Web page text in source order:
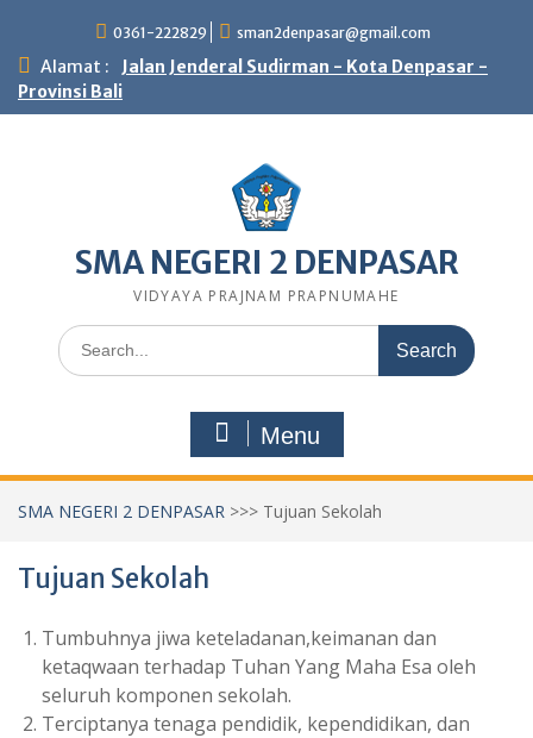
content
0361-222829 sman2denpasar@gmail.com
Alamat :
Jalan Jenderal Sudirman - Kota Denpasar -
Provinsi Bali
SMA NEGERI 2 DENPASAR
VIDYAYA PRAJNAM PRAPNUMAHE
Search
for:
Menu
SMA NEGERI 2 DENPASAR >>> Tujuan Sekolah
Tujuan Sekolah
Tumbuhnya jiwa keteladanan,keimanan dan
ketaqwaan terhadap Tuhan Yang Maha Esa oleh
seluruh komponen sekolah.
Terciptanya tenaga pendidik, kependidikan, dan